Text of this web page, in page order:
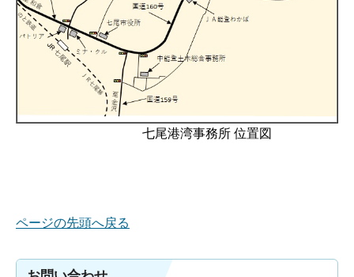
七尾港湾事務所 位置図
ページの先頭へ戻る